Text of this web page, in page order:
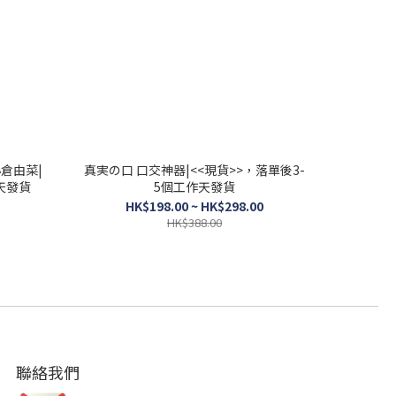
由菜|
發貨
真実の口 口交神器|<<現貨>>，落單後3-
5個工作天發貨
HK$198.00 ~ HK$298.00
HK$388.00
聯絡我們